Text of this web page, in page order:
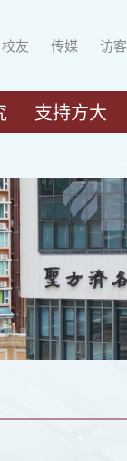
校友 传媒 访客
支持方大